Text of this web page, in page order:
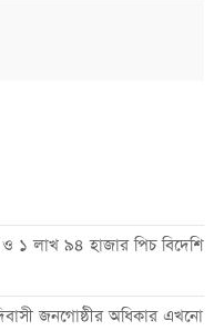
১ লাখ ৯৪ হাজার পিচ বিদেশি
জনগোষ্ঠীর অধিকার এখনো